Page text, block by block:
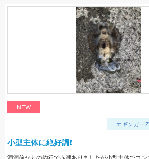
NEW
エギンガーZ
小型主体に絶好調❗️